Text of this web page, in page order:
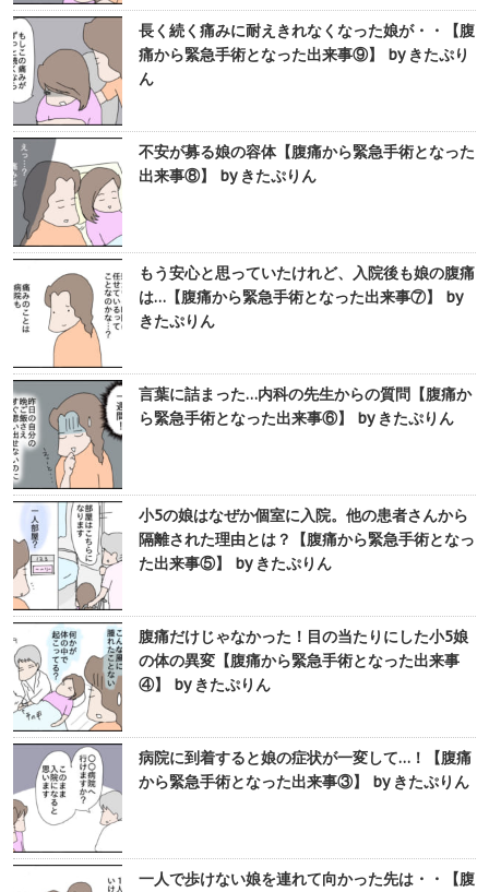
長く続く痛みに耐えきれなくなった娘が・・【腹
痛から緊急手術となった出来事⑨】 by きたぷり
ん
不安が募る娘の容体【腹痛から緊急手術となった
出来事⑧】 by きたぷりん
もう安心と思っていたけれど、入院後も娘の腹痛
は…【腹痛から緊急手術となった出来事⑦】 by
きたぷりん
言葉に詰まった…内科の先生からの質問【腹痛か
ら緊急手術となった出来事⑥】 by きたぷりん
小5の娘はなぜか個室に入院。他の患者さんから
隔離された理由とは？【腹痛から緊急手術となっ
た出来事⑤】 by きたぷりん
腹痛だけじゃなかった！目の当たりにした小5娘
の体の異変【腹痛から緊急手術となった出来事
④】 by きたぷりん
病院に到着すると娘の症状が一変して…！【腹痛
から緊急手術となった出来事③】 by きたぷりん
一人で歩けない娘を連れて向かった先は・・【腹